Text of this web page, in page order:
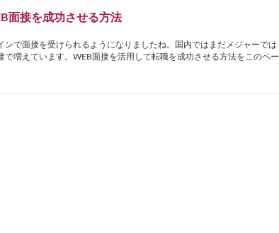
面接を成功させる方法
ンで面接を受けられるようになりましたね。国内ではまだメジャーでは
で増えています。WEB面接を活用して転職を成功させる方法をこのペー